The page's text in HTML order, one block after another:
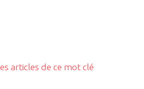
articles de ce mot clé